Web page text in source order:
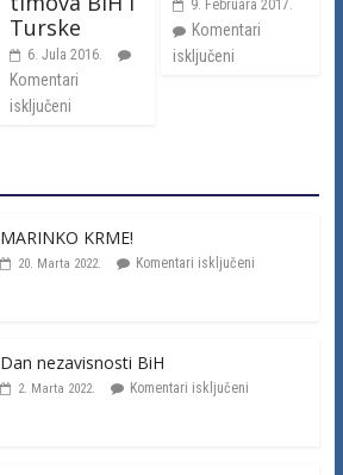
Turske
6. Jula 2016.
Komentari
isključeni
9. Februara 2017.
Komentari
isključeni
MARINKO KRME!
20. Marta 2022. Komentari isključeni
Dan nezavisnosti BiH
2. Marta 2022. Komentari isključeni